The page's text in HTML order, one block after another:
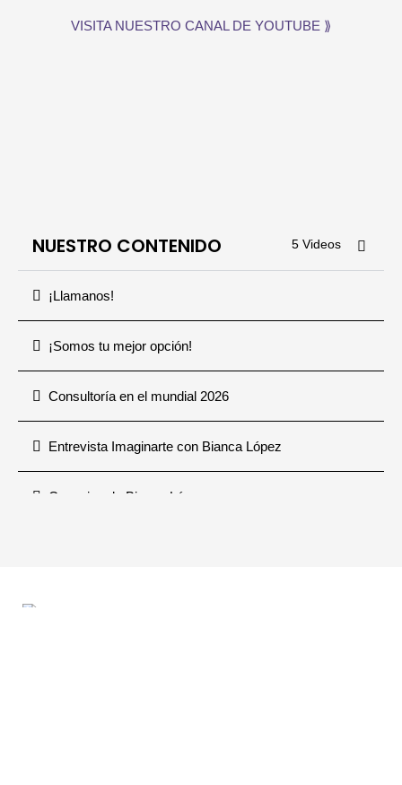
VISITA NUESTRO CANAL DE YOUTUBE ⟫
NUESTRO CONTENIDO 5 Videos
¡Llamanos!
¡Somos tu mejor opción!
Consultoría en el mundial 2026
Entrevista Imaginarte con Bianca López
Consejos de Bianca López